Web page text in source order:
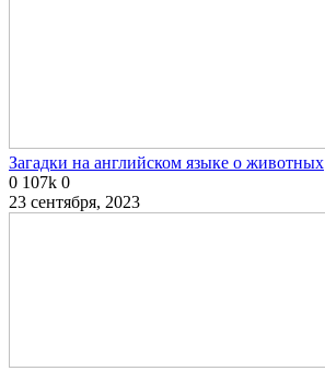
Загадки на английском языке о животных
0 107k 0
23 сентября, 2023